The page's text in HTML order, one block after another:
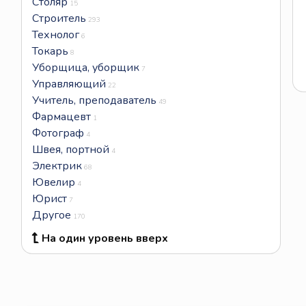
15
Строитель 293
Технолог 6
Токарь 8
Уборщица, уборщик 7
Управляющий 22
Учитель, преподаватель 49
Фармацевт 1
Фотограф 4
Швея, портной 4
Электрик 68
Ювелир 4
Юрист 7
Другое 170
На один уровень вверх